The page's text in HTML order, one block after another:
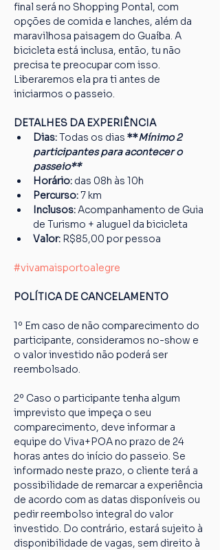
final será no Shopping Pontal, com
opções de comida e lanches, além da
maravilhosa paisagem do Guaíba. A
bicicleta está inclusa, então, tu não
precisa te preocupar com isso.
Liberaremos ela pra ti antes de
iniciarmos o passeio.
DETALHES DA EXPERIÊNCIA
Dias: Todas os dias **Mínimo 2
participantes para acontecer o
passeio**
Horário: das 08h às 10h
Percurso: 7 km
Inclusos: Acompanhamento de Guia
de Turismo + aluguel da bicicleta
Valor: R$85,00 por pessoa
#vivamaisportoalegre
POLÍTICA DE CANCELAMENTO
1º Em caso de não comparecimento do
participante, consideramos no-show e
o valor investido não poderá ser
reembolsado.
2º Caso o participante tenha algum
imprevisto que impeça o seu
comparecimento, deve informar a
equipe do Viva+POA no prazo de 24
horas antes do início do passeio. Se
informado neste prazo, o cliente terá a
possibilidade de remarcar a experiência
de acordo com as datas disponíveis ou
pedir reembolso integral do valor
investido. Do contrário, estará sujeito à
disponibilidade de vagas, sem direito à